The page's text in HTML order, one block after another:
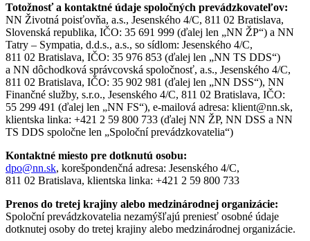
Totožnosť a kontaktné údaje spoločných prevádzkovateľov:
NN Životná poisťovňa, a.s., Jesenského 4/C, 811 02 Bratislava,
Slovenská republika, IČO: 35 691 999 (ďalej len „NN ŽP“) a NN
Tatry – Sympatia, d.d.s., a.s., so sídlom: Jesenského 4/C,
811 02 Bratislava, IČO: 35 976 853 (ďalej len „NN TS DDS“)
a NN dôchodková správcovská spoločnosť, a.s., Jesenského 4/C,
811 02 Bratislava, IČO: 35 902 981 (ďalej len „NN DSS“), NN
Finančné služby, s.r.o., Jesenského 4/C, 811 02 Bratislava, IČO:
55 299 491 (ďalej len „NN FS“), e-mailová adresa: klient@nn.sk,
klientska linka: +421 2 59 800 733 (ďalej NN ŽP, NN DSS a NN
TS DDS spoločne len „Spoloční prevádzkovatelia“)
Kontaktné miesto pre dotknutú osobu:
dpo@nn.sk, korešpondenčná adresa: Jesenského 4/C,
811 02 Bratislava, klientska linka: +421 2 59 800 733
Prenos do tretej krajiny alebo medzinárodnej organizácie:
Spoloční prevádzkovatelia nezamýšľajú preniesť osobné údaje
dotknutej osoby do tretej krajiny alebo medzinárodnej organizácie.